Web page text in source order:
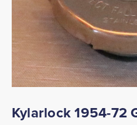
Kylarlock 1954-72